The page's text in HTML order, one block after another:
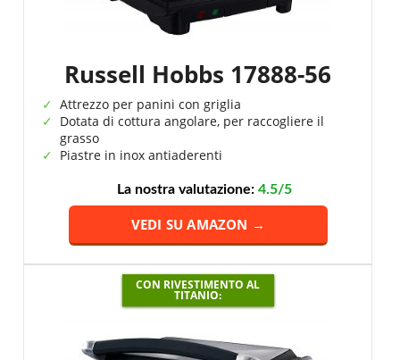
Russell Hobbs 17888-56
Attrezzo per panini con griglia
Dotata di cottura angolare, per raccogliere il
grasso
Piastre in inox antiaderenti
La nostra valutazione: 4.5/5
VEDI SU AMAZON →
CON RIVESTIMENTO AL
TITANIO: